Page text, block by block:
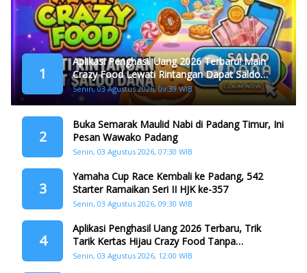
1
Aplikasi Penghasil Uang 2026 Terbaru! Main
Crazy Food Lewati Rintangan Dapat Saldo
Dana
Senin, 03 Agustus 2026, 09:39 WIB
2
Buka Semarak Maulid Nabi di Padang Timur, Ini
Pesan Wawako Padang
Senin, 03 Agustus 2026, 07:30 WIB
3
Yamaha Cup Race Kembali ke Padang, 542
Starter Ramaikan Seri II HJK ke-357
Senin, 03 Agustus 2026, 09:30 WIB
4
Aplikasi Penghasil Uang 2026 Terbaru, Trik
Tarik Kertas Hijau Crazy Food Tanpa
Penggandaan
Senin, 03 Agustus 2026, 12:00 WIB